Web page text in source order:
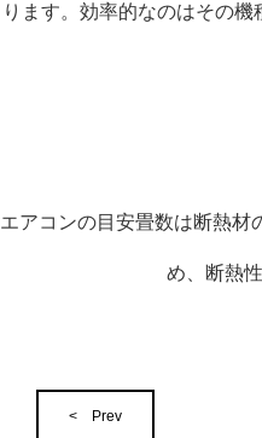
ります。効率的なのはその
エアコンの目安畳数は断熱材
め、断熱
< Prev